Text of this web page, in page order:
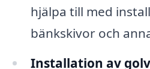
hjälpa till med
bänkskivor och
Installation av